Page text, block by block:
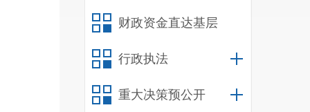
财政资金直达基层
行政执法
重大决策预公开